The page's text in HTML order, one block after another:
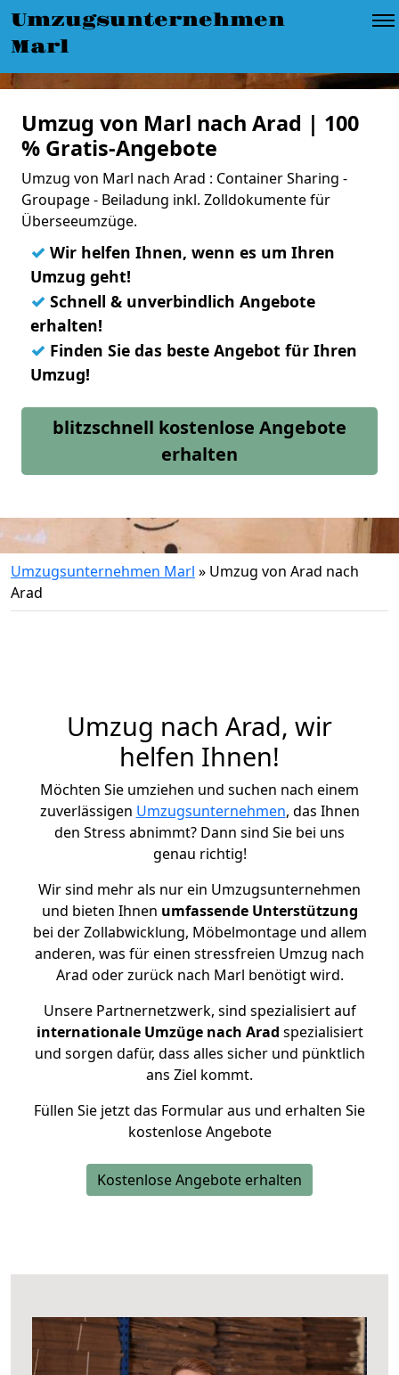
Umzugsunternehmen
Marl
Umzug von Marl nach Arad | 100
% Gratis-Angebote
Umzug von Marl nach Arad : Container Sharing -
Groupage - Beiladung inkl. Zolldokumente für
Überseeumzüge.
✓ Wir helfen Ihnen, wenn es um Ihren
Umzug geht!
✓ Schnell & unverbindlich Angebote
erhalten!
✓ Finden Sie das beste Angebot für Ihren
Umzug!
blitzschnell kostenlose Angebote
erhalten
Umzugsunternehmen Marl » Umzug von Arad nach
Arad
Umzug nach Arad, wir
helfen Ihnen!
Möchten Sie umziehen und suchen nach einem
zuverlässigen Umzugsunternehmen, das Ihnen
den Stress abnimmt? Dann sind Sie bei uns
genau richtig!
Wir sind mehr als nur ein Umzugsunternehmen
und bieten Ihnen umfassende Unterstützung
bei der Zollabwicklung, Möbelmontage und allem
anderen, was für einen stressfreien Umzug nach
Arad oder zurück nach Marl benötigt wird.
Unsere Partnernetzwerk, sind spezialisiert auf
internationale Umzüge nach Arad spezialisiert
und sorgen dafür, dass alles sicher und pünktlich
ans Ziel kommt.
Füllen Sie jetzt das Formular aus und erhalten Sie
kostenlose Angebote
Kostenlose Angebote erhalten